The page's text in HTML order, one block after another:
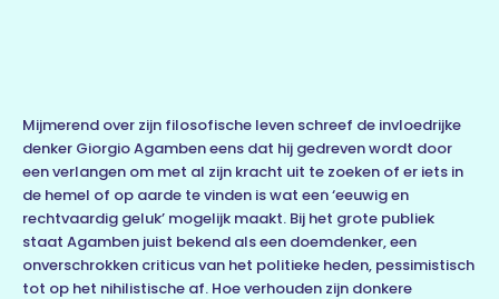
Mijmerend over zijn filosofische leven schreef de invloedrijke
denker Giorgio Agamben eens dat hij gedreven wordt door
een verlangen om met al zijn kracht uit te zoeken of er iets in
de hemel of op aarde te vinden is wat een ‘eeuwig en
rechtvaardig geluk’ mogelijk maakt. Bij het grote publiek
staat Agamben juist bekend als een doemdenker, een
onverschrokken criticus van het politieke heden, pessimistisch
tot op het nihilistische af. Hoe verhouden zijn donkere